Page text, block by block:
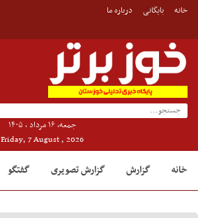
خانه بایگانی درباره ما
جمعه, ۱۶ مرداد , ۱۴۰۵
Friday, 7 August , 2026
خانه گزارش گزارش تصویری گفتگو